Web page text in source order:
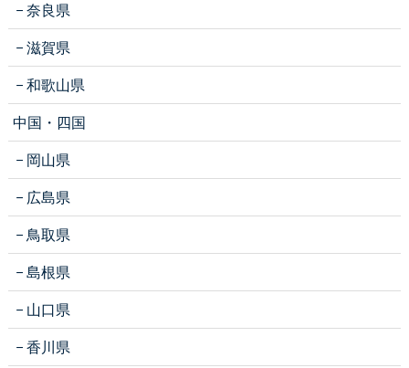
奈良県
滋賀県
和歌山県
中国・四国
岡山県
広島県
鳥取県
島根県
山口県
香川県